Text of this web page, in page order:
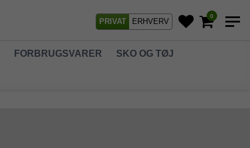
PRIVAT ERHVERV
0
FORBRUGSVARER SKO OG TØJ